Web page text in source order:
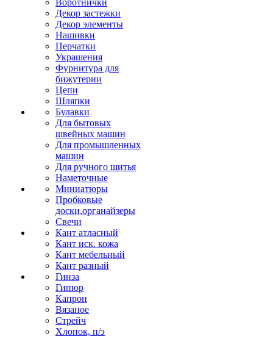
Воротнички
Декор застежки
Декор элементы
Нашивки
Перчатки
Украшения
Фурнитура для
бижутерии
Цепи
Шляпки
Булавки
Для бытовых
швейных машин
Для промышленных
машин
Для ручного шитья
Наметочные
Миниатюры
Пробковые
доски,органайзеры
Свечи
Кант атласный
Кант иск. кожа
Кант мебельный
Кант разный
Гинза
Гипюр
Капрон
Вязаное
Стрейч
Хлопок, п/э